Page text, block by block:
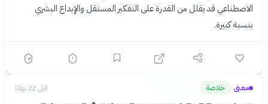
الاصطناعي قد يقلل من القدرة على التفكير المستقل والإبداع البشري
بنسبة كبيرة.
معنى› خلاصة قبل 22 يومًا